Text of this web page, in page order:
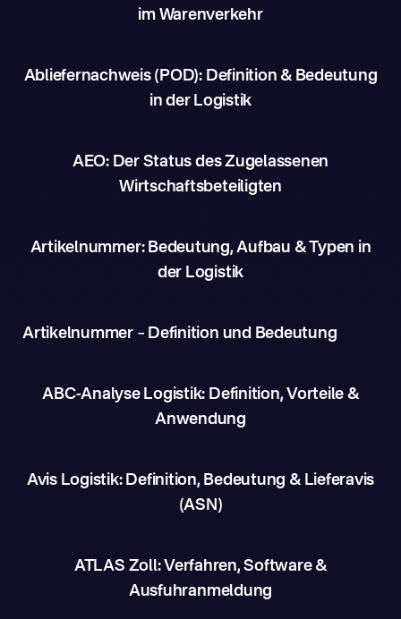
im Warenverkehr
Abliefernachweis (POD): Definition & Bedeutung
in der Logistik
AEO: Der Status des Zugelassenen
Wirtschaftsbeteiligten
Artikelnummer: Bedeutung, Aufbau & Typen in
der Logistik
Artikelnummer – Definition und Bedeutung
ABC-Analyse Logistik: Definition, Vorteile &
Anwendung
Avis Logistik: Definition, Bedeutung & Lieferavis
(ASN)
ATLAS Zoll: Verfahren, Software &
Ausfuhranmeldung